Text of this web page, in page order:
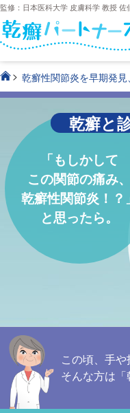
監修：日本医科大学 皮膚科学 教授 佐
> 乾癬性関節炎を早期発
乾癬と
「もしかして
この関節の痛み、
乾癬性関節炎！？
と思ったら。
この頃、手
そんな方は「